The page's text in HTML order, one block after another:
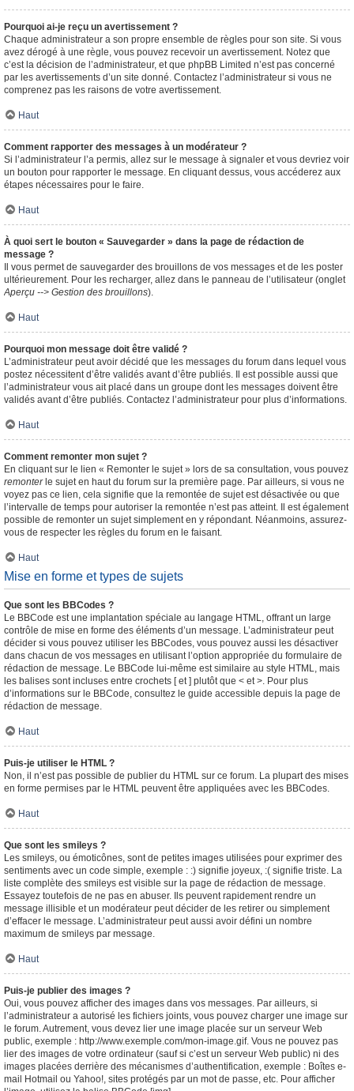
Pourquoi ai-je reçu un avertissement ?
Chaque administrateur a son propre ensemble de règles pour son site. Si vous
avez dérogé à une règle, vous pouvez recevoir un avertissement. Notez que
c’est la décision de l’administrateur, et que phpBB Limited n’est pas concerné
par les avertissements d’un site donné. Contactez l’administrateur si vous ne
comprenez pas les raisons de votre avertissement.
Haut
Comment rapporter des messages à un modérateur ?
Si l’administrateur l’a permis, allez sur le message à signaler et vous devriez voir
un bouton pour rapporter le message. En cliquant dessus, vous accéderez aux
étapes nécessaires pour le faire.
Haut
À quoi sert le bouton « Sauvegarder » dans la page de rédaction de
message ?
Il vous permet de sauvegarder des brouillons de vos messages et de les poster
ultérieurement. Pour les recharger, allez dans le panneau de l’utilisateur (onglet
Aperçu --> Gestion des brouillons).
Haut
Pourquoi mon message doit être validé ?
L’administrateur peut avoir décidé que les messages du forum dans lequel vous
postez nécessitent d’être validés avant d’être publiés. Il est possible aussi que
l’administrateur vous ait placé dans un groupe dont les messages doivent être
validés avant d’être publiés. Contactez l’administrateur pour plus d’informations.
Haut
Comment remonter mon sujet ?
En cliquant sur le lien « Remonter le sujet » lors de sa consultation, vous pouvez
remonterle sujet en haut du forum sur la première page. Par ailleurs, si vous ne
voyez pas ce lien, cela signifie que la remontée de sujet est désactivée ou que
l’intervalle de temps pour autoriser la remontée n’est pas atteint. Il est également
possible de remonter un sujet simplement en y répondant. Néanmoins, assurez-
vous de respecter les règles du forum en le faisant.
Haut
Mise en forme et types de sujets
Que sont les BBCodes ?
Le BBCode est une implantation spéciale au langage HTML, offrant un large
contrôle de mise en forme des éléments d’un message. L’administrateur peut
décider si vous pouvez utiliser les BBCodes, vous pouvez aussi les désactiver
dans chacun de vos messages en utilisant l’option appropriée du formulaire de
rédaction de message. Le BBCode lui-même est similaire au style HTML, mais
les balises sont incluses entre crochets [ et ] plutôt que < et >. Pour plus
d’informations sur le BBCode, consultez le guide accessible depuis la page de
rédaction de message.
Haut
Puis-je utiliser le HTML ?
Non, il n’est pas possible de publier du HTML sur ce forum. La plupart des mises
en forme permises par le HTML peuvent être appliquées avec les BBCodes.
Haut
Que sont les smileys ?
Les smileys, ou émoticônes, sont de petites images utilisées pour exprimer des
sentiments avec un code simple, exemple : :) signifie joyeux, :( signifie triste. La
liste complète des smileys est visible sur la page de rédaction de message.
Essayez toutefois de ne pas en abuser. Ils peuvent rapidement rendre un
message illisible et un modérateur peut décider de les retirer ou simplement
d’effacer le message. L’administrateur peut aussi avoir défini un nombre
maximum de smileys par message.
Haut
Puis-je publier des images ?
Oui, vous pouvez afficher des images dans vos messages. Par ailleurs, si
l’administrateur a autorisé les fichiers joints, vous pouvez charger une image sur
le forum. Autrement, vous devez lier une image placée sur un serveur Web
public, exemple : http://www.exemple.com/mon-image.gif. Vous ne pouvez pas
lier des images de votre ordinateur (sauf si c’est un serveur Web public) ni des
images placées derrière des mécanismes d’authentification, exemple : Boîtes e-
mail Hotmail ou Yahoo!, sites protégés par un mot de passe, etc. Pour afficher